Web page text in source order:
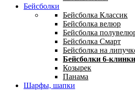
Бейсболки
Бейсболка Классик
Бейсболка велюр
Бейсболка
Бейсболка Смарт
Бейсболка на
Бейсболки 6-клинки
Козырек
Панама
Шарфы, шапки